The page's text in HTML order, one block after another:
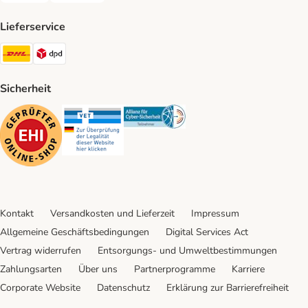
Lieferservice
DHL Shipping Method
Sicherheit
Security Security Security
Kontakt Versandkosten und Lieferzeit
Impressum
Allgemeine Geschäftsbedingungen
Digital Services Act
Vertrag widerrufen
Entsorgungs- und Umweltbestimmungen
Zahlungsarten
Über uns Partnerprogramme
Karriere
Corporate Website
Datenschutz Erklärung zur Barrierefreiheit